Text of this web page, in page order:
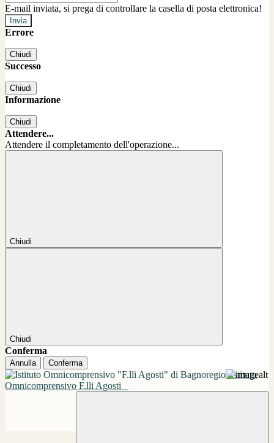
E-mail inviata, si prega di controllare la casella di posta elettronica!
Errore
Chiudi
Successo
Chiudi
Informazione
Chiudi
Attendere...
Attendere il completamento dell'operazione...
Chiudi
Chiudi
Conferma
Annulla Conferma
Istituto
Omnicomprensivo F.lli Agosti